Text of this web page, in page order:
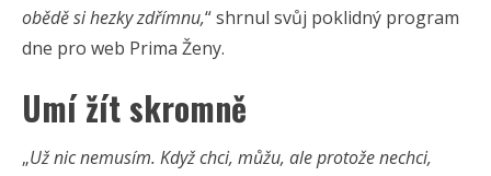
obědě si hezky zdřímnu,“ shrnul svůj poklidný program
dne pro web Prima Ženy.
Umí žít skromně
„Už nic nemusím. Když chci, můžu, ale protože nechci,